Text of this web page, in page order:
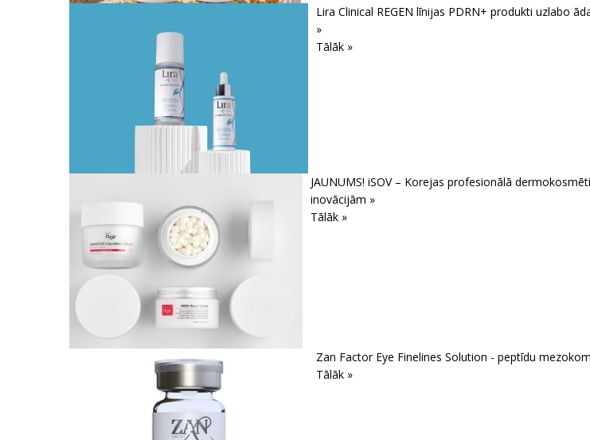
Lira Clinical REGEN līnijas PDRN+ produkti uzlabo
»
Tālāk »
JAUNUMS! iSOV – Korejas profesionālā
inovācijām »
Tālāk »
Zan Factor Eye Finelines Solution - peptīdu
Tālāk »